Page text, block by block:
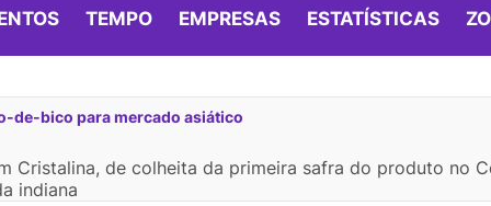
TEMPO EMPRESAS ESTATÍSTICAS
de-bico para mercado asiático
Cristalina, de colheita da primeira safra do produto no
indiana